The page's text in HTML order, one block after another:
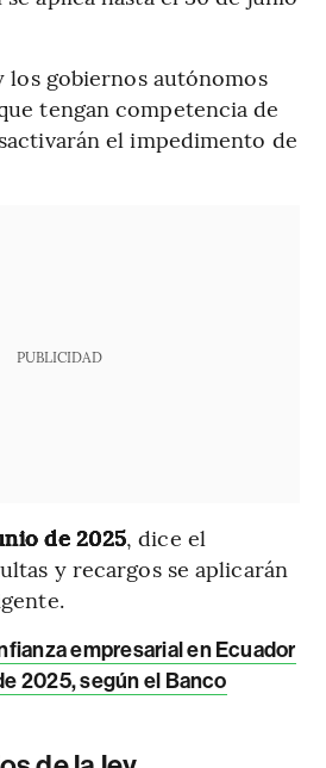
los gobiernos autónomos
tengan competencia de
el impedimento de
PUBLICIDAD
de 2025, dice el
y recargos se aplicarán
empresarial en Ecuador
2025, según el Banco